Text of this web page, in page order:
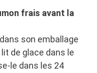
frais avant la
son emballage
de glace dans le
le dans les 24